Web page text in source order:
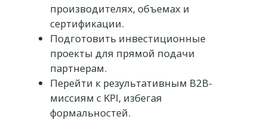
производителях, объемах и
сертификации.
Подготовить инвестиционные
проекты для прямой подачи
партнерам.
Перейти к результативным B2B-
миссиям с KPI, избегая
формальностей.